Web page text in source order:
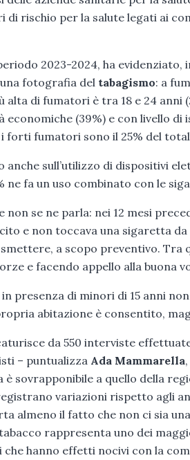
di rischio per la salute legati ai
2023-2024, ha evidenziato,
fotografia del tabagismo: a
alta di fumatori è tra 18 e 24
(39%) e con livello
forti fumatori sono il 25% del
sull’utilizzo di dispositivi
ne fa un uso combinato con le
se ne parla: nei 12 mesi
e non toccava una sigaretta
a scopo preventivo. Tra
e facendo appello alla buona
presenza di minori di 15 anni
abitazione è consentito,
da 550 interviste
– puntualizza Ada Mammarella
sovrapponibile a quello della
variazioni rispetto agli
almeno il fatto che non ci sia
rappresenta uno dei
hanno effetti nocivi con la